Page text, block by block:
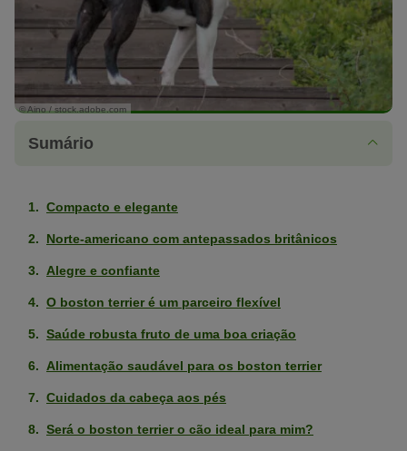
© Aino / stock.adobe.com
Sumário
Compacto e elegante
Norte-americano com antepassados britânicos
Alegre e confiante
O boston terrier é um parceiro flexível
Saúde robusta fruto de uma boa criação
Alimentação saudável para os boston terrier
Cuidados da cabeça aos pés
Será o boston terrier o cão ideal para mim?